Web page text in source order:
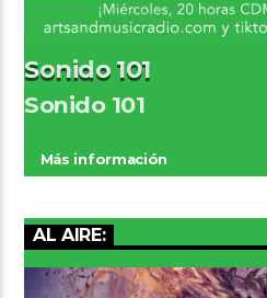
Sonido 101
Sonido 101
Más información
AL AIRE: